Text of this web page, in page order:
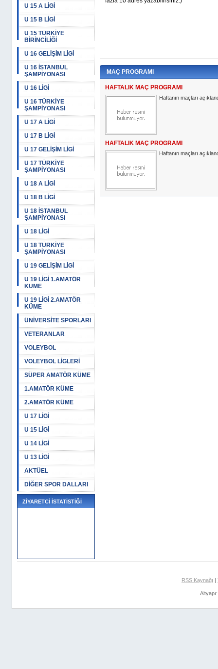
U 15 A LİGİ
U 15 B LİGİ
U 15 TÜRKİYE
BİRİNCİLİĞİ
U 16 GELİŞİM LİGİ
U 16 İSTANBUL
ŞAMPİYONASI
U 16 LİGİ
U 16 TÜRKİYE
ŞAMPİYONASI
U 17 A LİGİ
U 17 B LİGİ
U 17 GELİŞİM LİGİ
U 17 TÜRKİYE
ŞAMPİYONASI
U 18 A LİGİ
U 18 B LİGİ
U 18 İSTANBUL
ŞAMPİYONASI
U 18 LİGİ
U 18 TÜRKİYE
ŞAMPİYONASI
U 19 GELİŞİM LİGİ
U 19 LİGİ 1.AMATÖR
KÜME
U 19 LİGİ 2.AMATÖR
KÜME
ÜNİVERSİTE SPORLARI
VETERANLAR
VOLEYBOL
VOLEYBOL LİGLERİ
SÜPER AMATÖR KÜME
1.AMATÖR KÜME
2.AMATÖR KÜME
U 17 LİGİ
U 15 LİGİ
U 14 LİGİ
U 13 LİGİ
AKTÜEL
DİĞER SPOR DALLARI
ZİYARETCİ İSTATİSTİĞİ
MAÇ PROGRAMI
HAFTALIK MAÇ PROGRAMI
Haftanın maçları
HAFTALIK MAÇ PROGRAMI
Haftanın maçları
RSS Kaynağı |